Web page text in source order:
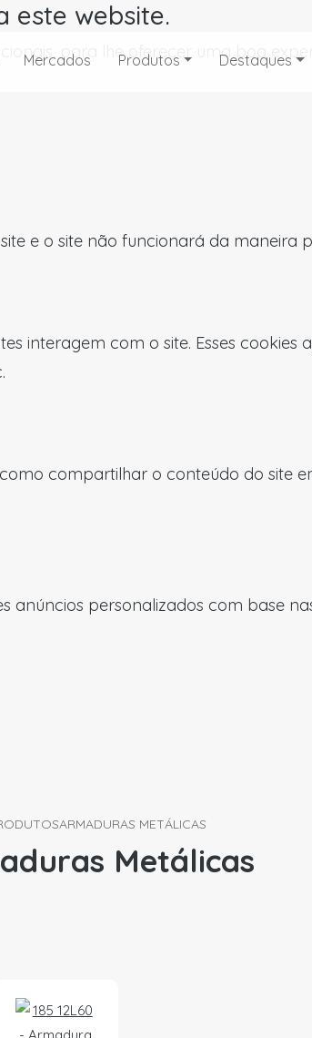
este website.
para lhe oferecer uma boa
e o site não funcionará da maneira
interagem com o site. Esses
compartilhar o conteúdo do site
personalizados com base
Mercados Produtos Destaques
ARMADURAS METÁLICAS
Metálicas